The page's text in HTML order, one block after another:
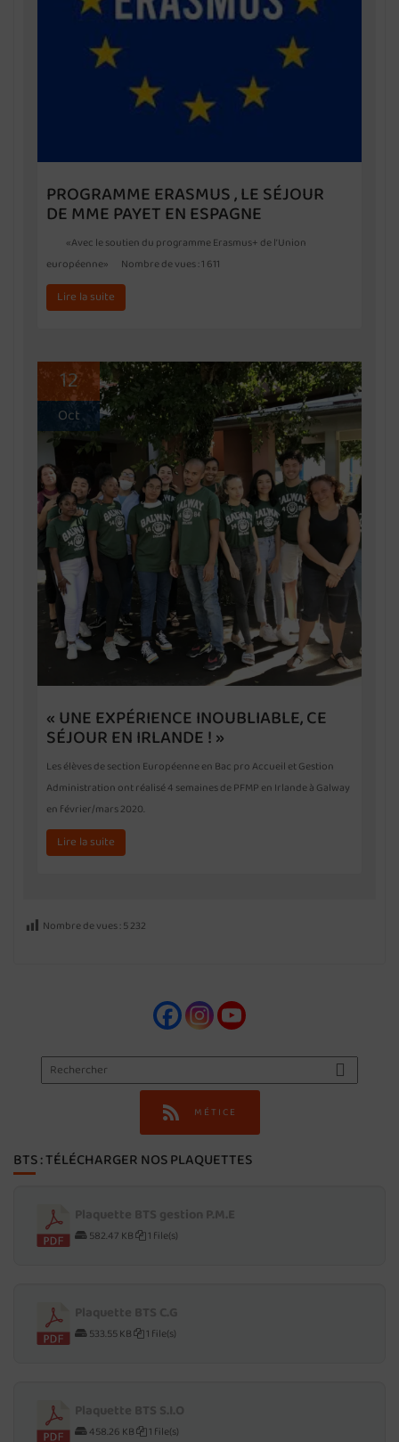
PROGRAMME ERASMUS , LE SÉJOUR
DE MME PAYET EN ESPAGNE
«Avec le soutien du programme Erasmus+ de l’Union
européenne» Nombre de vues : 1 611
Lire la suite
12
Oct
« UNE EXPÉRIENCE INOUBLIABLE, CE
SÉJOUR EN IRLANDE ! »
Les élèves de section Européenne en Bac pro Accueil et Gestion
Administration ont réalisé 4 semaines de PFMP en Irlande à Galway
en février/mars 2020.
Lire la suite
Nombre de vues :5 232
MÉTICE
BTS : TÉLÉCHARGER NOS PLAQUETTES
582.47 KB 1 file(s)
533.55 KB 1 file(s)
458.26 KB 1 file(s)